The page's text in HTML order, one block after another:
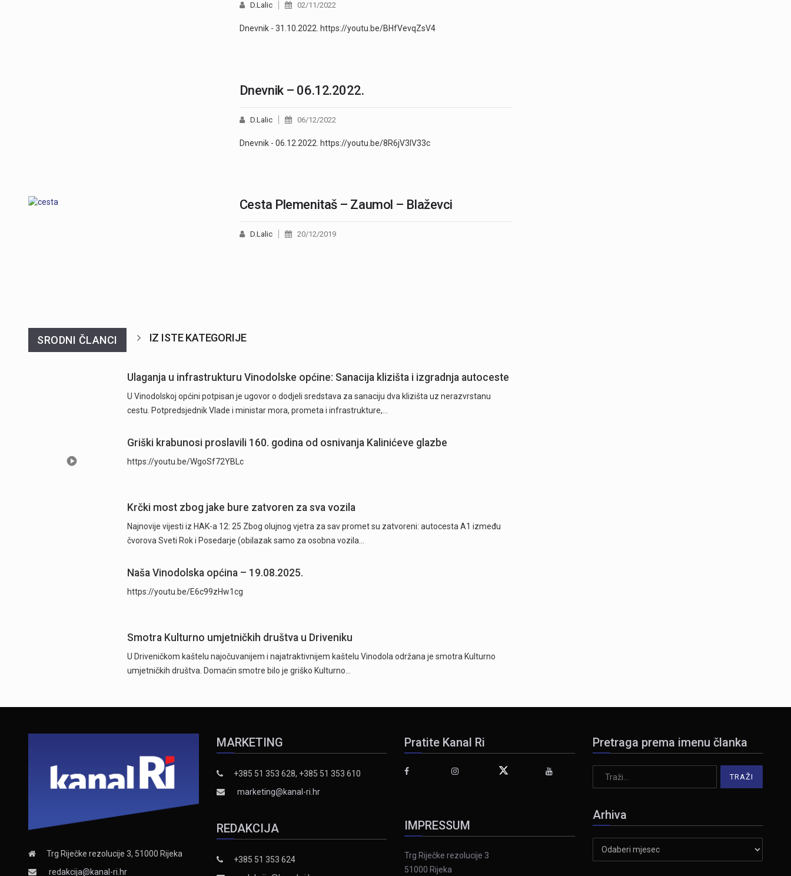
D.Lalic 02/11/2022
Dnevnik - 31.10.2022. https://youtu.be/BHfVevqZsV4
Dnevnik – 06.12.2022.
D.Lalic 06/12/2022
Dnevnik - 06.12.2022. https://youtu.be/8R6jV3IV33c
Cesta Plemenitaš – Zaumol – Blaževci
D.Lalic 20/12/2019
SRODNI ČLANCI IZ ISTE KATEGORIJE
Ulaganja u infrastrukturu Vinodolske općine: Sanacija klizišta i izgradnja autoceste
U Vinodolskoj općini potpisan je ugovor o dodjeli sredstava za sanaciju dva klizišta uz nerazvrstanu
cestu. Potpredsjednik Vlade i ministar mora, prometa i infrastrukture,…
Griški krabunosi proslavili 160. godina od osnivanja Kalinićeve glazbe
https://youtu.be/WgoSf72YBLc
Krčki most zbog jake bure zatvoren za sva vozila
Najnovije vijesti iz HAK-a 12: 25 Zbog olujnog vjetra za sav promet su zatvoreni: autocesta A1 između
čvorova Sveti Rok i Posedarje (obilazak samo za osobna vozila…
Naša Vinodolska općina – 19.08.2025.
https://youtu.be/E6c99zHw1cg
Smotra Kulturno umjetničkih društva u Driveniku
U Driveničkom kaštelu najočuvanijem i najatraktivnijem kaštelu Vinodola održana je smotra Kulturno
umjetničkih društva. Domaćin smotre bilo je griško Kulturno…
Trg Riječke rezolucije 3, 51000 Rijeka
redakcija@kanal-ri.hr
MARKETING
+385 51 353 628, +385 51 353 610
marketing@kanal-ri.hr
REDAKCIJA
+385 51 353 624
Pratite Kanal Ri
IMPRESSUM
Trg Riječke rezolucije 3
51000 Rijeka
Pretraga prema imenu članka
Arhiva